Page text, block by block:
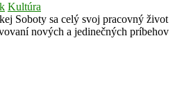
Kultúra
Soboty sa celý svoj pracovný život
nových a jedinečných príbehov